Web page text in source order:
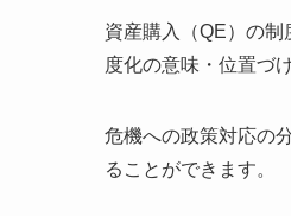
資産購入（QE）の
度化の意味・位置づ
危機への政策対応の
ることができます。